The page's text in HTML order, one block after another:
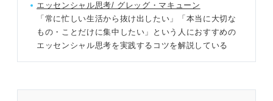
エッセンシャル思考/ グレッグ・マキューン
「常に忙しい生活から抜け出したい」「本当に大切な
もの・ことだけに集中したい」という人におすすめの
エッセンシャル思考を実践するコツを解説している